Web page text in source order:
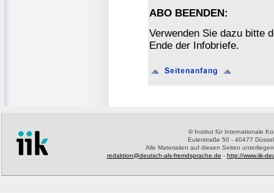
ABO BEENDEN:
Verwenden Sie dazu bitte
Ende der Infobriefe.
©Institut für Internationale
Eulerstraße 50 - 40477
Alle Materialien auf diesen Seiten
redaktion@deutsch-als-fremdsprache.de - http://www.iik-